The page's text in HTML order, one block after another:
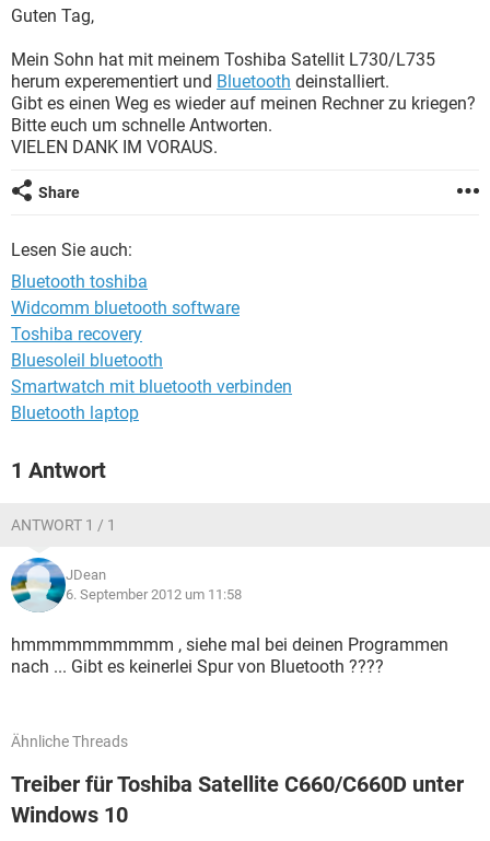
FACEBOOK
FACEBOOK HARDWARE
ANDROID
WINDOWS 10 INSTAGRAM
WHATSAPP TIKTOK
FACEBOOK HARDWARE
Guten Tag,
Mein Sohn hat mit meinem Toshiba Satellit L730/L735
herum experementiert und Bluetooth deinstalliert.
Gibt es einen Weg es wieder auf meinen Rechner zu kriegen?
Bitte euch um schnelle Antworten.
VIELEN DANK IM VORAUS.
Share
Lesen Sie auch:
Bluetooth toshiba
Widcomm bluetooth software
Toshiba recovery
Bluesoleil bluetooth
Smartwatch mit bluetooth verbinden
Bluetooth laptop
1 Antwort
ANTWORT 1 / 1
JDean
6. September 2012 um 11:58
hmmmmmmmmmm , siehe mal bei deinen Programmen
nach ... Gibt es keinerlei Spur von Bluetooth ????
Ähnliche Threads
Treiber für Toshiba Satellite C660/C660D unter
Windows 10